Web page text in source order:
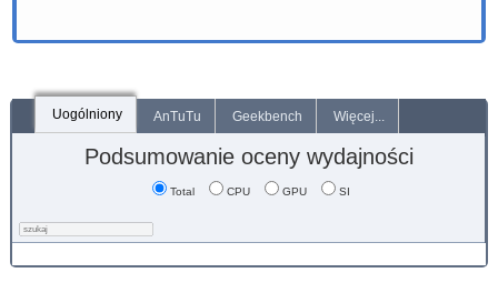
Uogólniony AnTuTu Geekbench Więcej...
Podsumowanie oceny wydajności
Total CPU GPU SI